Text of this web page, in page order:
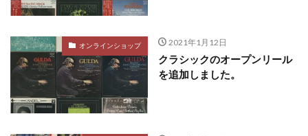
オンラインショップ 2021年1月12日
クラシックのオープンリール
を追加しました。